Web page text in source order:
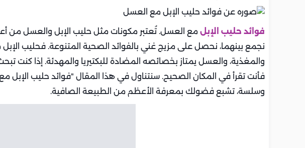
فوائد حليب الإبل مع العسل. تُعتبر مكونات مثل حليب الإبل والعسل من
نجمع بينهما، نحصل على مزيج غني بالفوائد الصحية المتنوعة. فحليب الإبل
والمغذية، والعسل يمتاز بخصائصه المضادة للبكتيريا والمهدئة. إذا كنت
فأنت تقرأ في المكان الصحيح. سنتناول في هذا المقال "فوائد حليب الإبل
وسلسة، تشبع فضولك بمعرفة الأعظم من الطبيعة الصافية.